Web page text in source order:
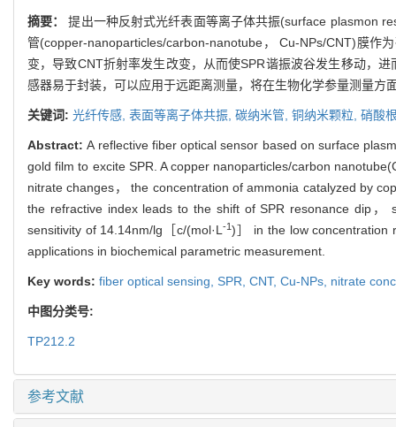
摘要：提出一种反射式光纤表面等离子体共振(surface plasmon
管(copper-nanoparticles/carbon-nanotube， Cu-NPs/CNT)膜作
变，导致CNT折射率发生改变，从而使SPR谐振波谷发生移动，
感器易于封装，可以应用于远距离测量，将在生物化学参量测量方
关键词: 光纤传感, 表面等离子体共振, 碳纳米管, 铜纳米颗粒, 硝酸
Abstract:A reflective fiber optical sensor based on surface
gold film to excite SPR. A copper nanoparticles/carbon
nitrate changes， the concentration of ammonia catalyzed by
the refractive index leads to the shift of SPR resonance dip
sensitivity of 14.14nm/lg［c/(mol·L-1)］ in the low concentration
applications in biochemical parametric measurement.
Key words: fiber optical sensing, SPR, CNT, Cu-NPs, nitrate
中图分类号:
TP212.2
参考文献